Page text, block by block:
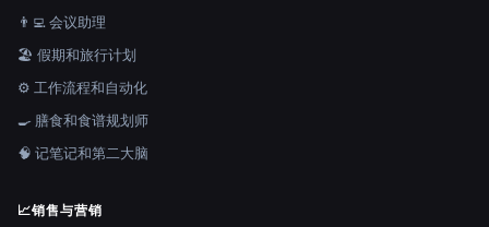
👨‍💻 会议助理
🏖 假期和旅行计划
⚙️ 工作流程和自动化
🍳 膳食和食谱规划师
🧠 记笔记和第二大脑
📈销售与营销